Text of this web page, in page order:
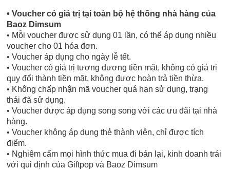
• Voucher có giá trị tại toàn bộ hệ thống nhà hàng của
Baoz Dimsum
• Mỗi voucher được sử dụng 01 lần, có thể áp dụng nhiều
voucher cho 01 hóa đơn.
• Voucher áp dụng cho ngày lễ tết.
• Voucher có giá trị tương đương tiền mặt, không có giá trị
quy đổi thành tiền mặt, không được hoàn trả tiền thừa.
• Không chấp nhận mã voucher quá hạn sử dụng, trạng
thái đã sử dụng.
• Voucher được áp dụng song song với các ưu đãi tại nhà
hàng.
• Voucher không áp dụng thẻ thành viên, chỉ được tích
điểm.
• Nghiêm cấm mọi hình thức mua đi bán lại, kinh doanh trái
với qui định của Giftpop và Baoz Dimsum